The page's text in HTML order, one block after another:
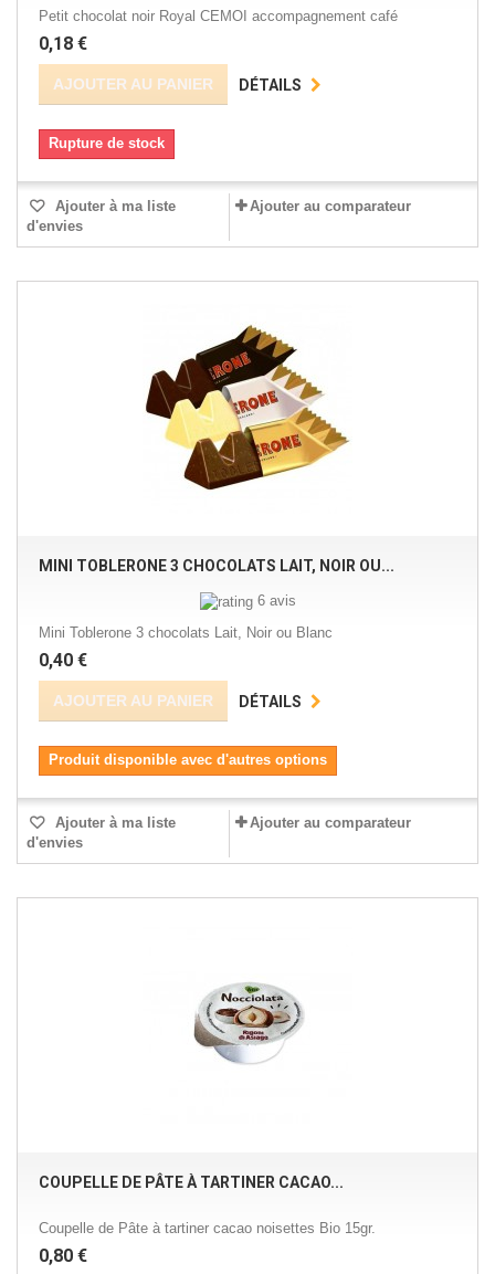
Petit chocolat noir Royal CEMOI accompagnement café
0,18 €
AJOUTER AU PANIER DÉTAILS
Rupture de stock
Ajouter à ma liste
d'envies
Ajouter au comparateur
MINI TOBLERONE 3 CHOCOLATS LAIT, NOIR OU...
6 avis
Mini Toblerone 3 chocolats Lait, Noir ou Blanc
0,40 €
AJOUTER AU PANIER DÉTAILS
Produit disponible avec d'autres options
Ajouter à ma liste
d'envies
Ajouter au comparateur
COUPELLE DE PÂTE À TARTINER CACAO...
Coupelle de Pâte à tartiner cacao noisettes Bio 15gr.
0,80 €